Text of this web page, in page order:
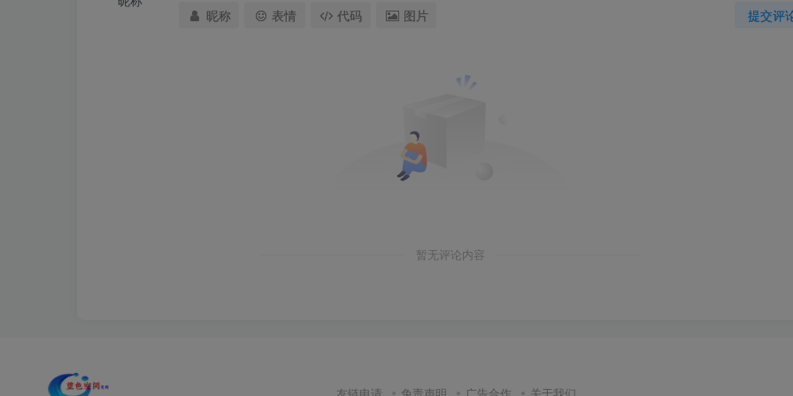
提交评
昵称 表情 代码 图片
暂无评论内容
友链申请 免责声明 广告合作 关于我们